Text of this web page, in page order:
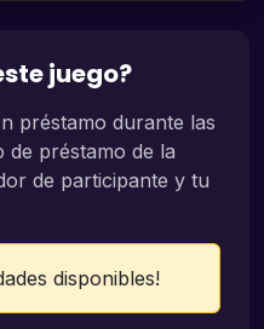
juego?
préstamo durante las
de préstamo de la
de participante y tu
disponibles!